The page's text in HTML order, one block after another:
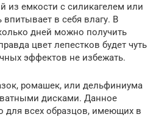
из емкости с силикагелем или
в себя влагу. В
дней можно получить
цвет лепестков будет чуть
эффектов не избежать.
ромашек, или дельфиниума
дисками. Данное
для всех образцов, имеющих в